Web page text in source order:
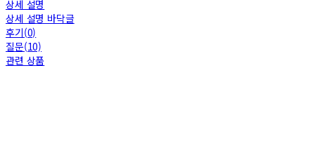
상세 설명
상세 설명 바닥글
후기(0)
질문(10)
관련 상품